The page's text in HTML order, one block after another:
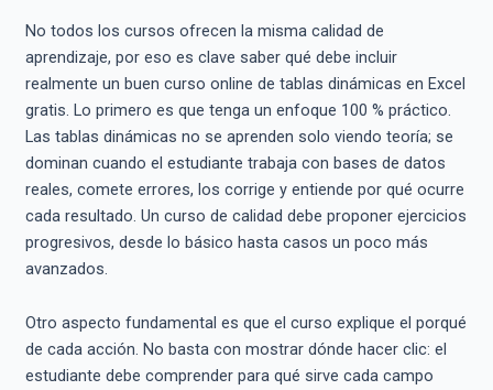
No todos los cursos ofrecen la misma calidad de
aprendizaje, por eso es clave saber qué debe incluir
realmente un buen curso online de tablas dinámicas en Excel
gratis. Lo primero es que tenga un enfoque 100 % práctico.
Las tablas dinámicas no se aprenden solo viendo teoría; se
dominan cuando el estudiante trabaja con bases de datos
reales, comete errores, los corrige y entiende por qué ocurre
cada resultado. Un curso de calidad debe proponer ejercicios
progresivos, desde lo básico hasta casos un poco más
avanzados.
Otro aspecto fundamental es que el curso explique el porqué
de cada acción. No basta con mostrar dónde hacer clic: el
estudiante debe comprender para qué sirve cada campo